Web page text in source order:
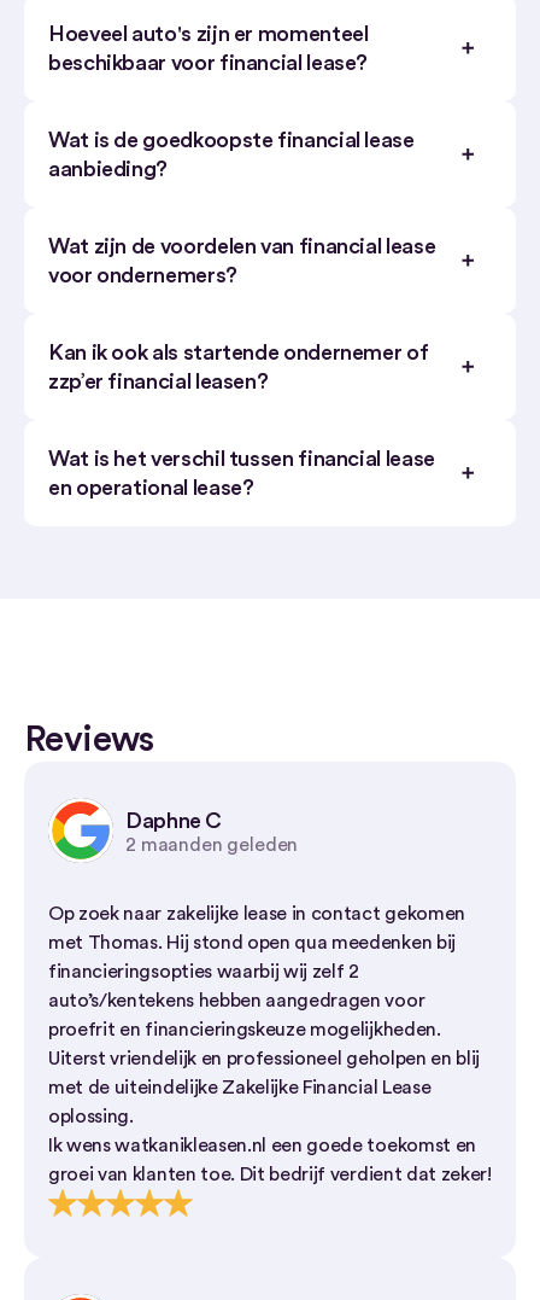
Hoeveel auto's zijn er momenteel
beschikbaar voor financial lease?
Wat is de goedkoopste financial lease
aanbieding?
Wat zijn de voordelen van financial lease
voor ondernemers?
Kan ik ook als startende ondernemer of
zzp’er financial leasen?
Wat is het verschil tussen financial lease
en operational lease?
Reviews
Daphne C
2 maanden geleden
Op zoek naar zakelijke lease in contact gekomen
met Thomas. Hij stond open qua meedenken bij
financieringsopties waarbij wij zelf 2
auto’s/kentekens hebben aangedragen voor
proefrit en financieringskeuze mogelijkheden.
Uiterst vriendelijk en professioneel geholpen en blij
met de uiteindelijke Zakelijke Financial Lease
oplossing.
Ik wens watkanikleasen.nl een goede toekomst en
groei van klanten toe. Dit bedrijf verdient dat zeker!